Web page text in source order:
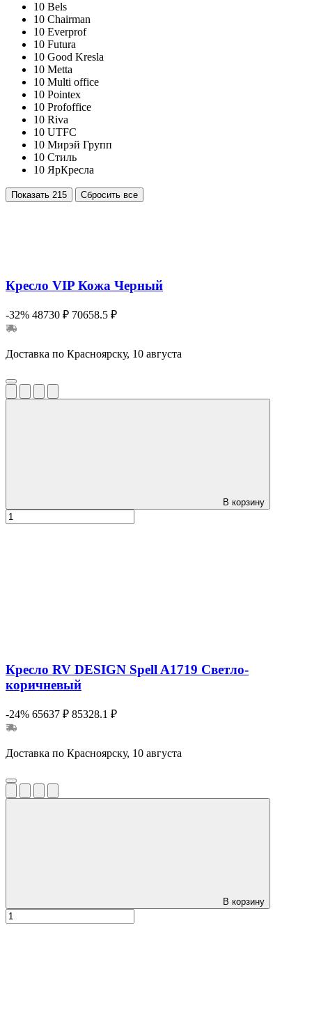
10 Bels
10 Chairman
10 Everprof
10 Futura
10 Good Kresla
10 Metta
10 Multi office
10 Pointex
10 Profoffice
10 Riva
10 UTFC
10 Мирэй Групп
10 Стиль
10 ЯрКресла
Показать 215 Сбросить все
Кресло VIP Кожа Черный
-32% 48730 ₽ 70658.5 ₽
Доставка по Красноярску, 10 августа
В корзину
Кресло RV DESIGN Spell A1719 Светло-
коричневый
-24% 65637 ₽ 85328.1 ₽
Доставка по Красноярску, 10 августа
В корзину